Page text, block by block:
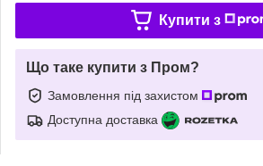
Купити з
Що таке купити з Пром?
Замовлення під захистом
Доступна доставка